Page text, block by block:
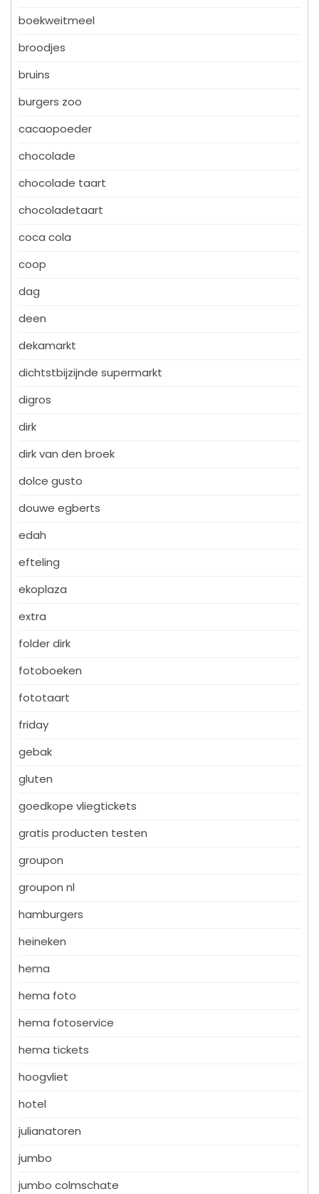
boekweitmeel
broodjes
bruins
burgers zoo
cacaopoeder
chocolade
chocolade taart
chocoladetaart
coca cola
coop
dag
deen
dekamarkt
dichtstbijzijnde supermarkt
digros
dirk
dirk van den broek
dolce gusto
douwe egberts
edah
efteling
ekoplaza
extra
folder dirk
fotoboeken
fototaart
friday
gebak
gluten
goedkope vliegtickets
gratis producten testen
groupon
groupon nl
hamburgers
heineken
hema
hema foto
hema fotoservice
hema tickets
hoogvliet
hotel
julianatoren
jumbo
jumbo colmschate